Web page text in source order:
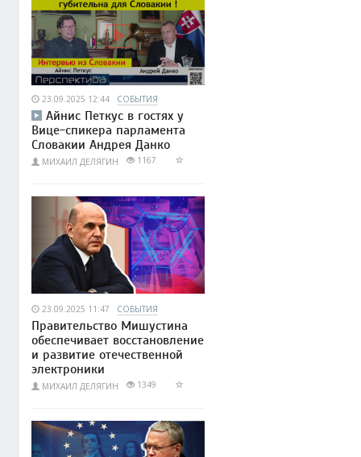
23.09.2025 12:44 СОБЫТИЯ
Айнис Петкус в гостях у
Вице-спикера парламента
Словакии Андрея Данко
МИХАИЛ ДЕЛЯГИН 1167
23.09.2025 11:47 СОБЫТИЯ
Правительство Мишустина
обеспечивает восстановление
и развитие отечественной
электроники
МИХАИЛ ДЕЛЯГИН 1349